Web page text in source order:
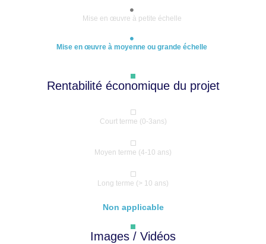
Mise en œuvre à petite échelle
Mise en œuvre à moyenne ou grande échelle
Rentabilité économique du projet
Court terme (0-3ans)
Moyen terme (4-10 ans)
Long terme (> 10 ans)
Non applicable
Images / Vidéos